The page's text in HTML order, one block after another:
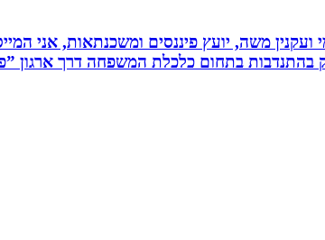
משה, יועץ פיננסים ומשכנתאות, אני
בהתנדבות בתחום כלכלת המשפחה דרך ארגון